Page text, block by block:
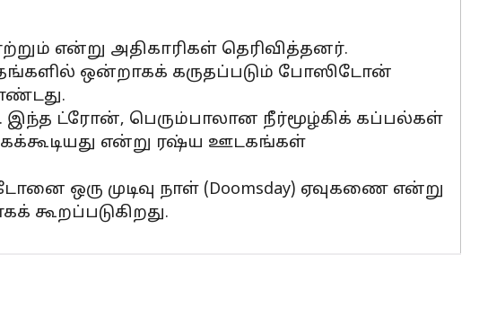
என்று அதிகாரிகள் தெரிவித்தனர்.
ஒன்றாகக் கருதப்படும் போஸிடோன்
இந்த ட்ரோன், பெரும்பாலான நீர்மூழ்கிக் கப்பல்கள்
என்று ரஷ்ய ஊடகங்கள்
ஒரு முடிவு நாள் (Doomsday) ஏவுகணை என்று
கூறப்படுகிறது.